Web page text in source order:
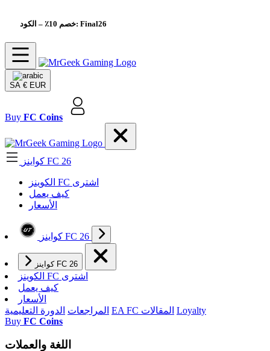
خصم 10٪– الكود: Final26
SA € EUR
Buy FC Coins
كواينز FC 26
الکوینز FC اشتری
كيف يعمل
الأسعار
كواينز FC 26
كواينز FC 26
الکوینز FC اشتری
كيف يعمل
الأسعار
المراجعات الدورة التعليمية EA FC المقالات Loyalty
Buy FC Coins
اللغة والعملات